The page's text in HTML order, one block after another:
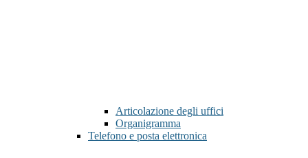
Articolazione degli uffici
Organigramma
Telefono e posta elettronica